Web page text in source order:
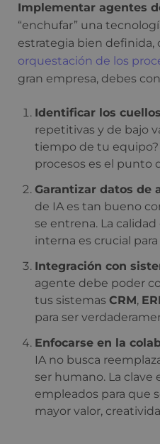
Implementar agentes
“enchufar” una
estrategia bien definida,
orquestación de los
gran empresa, debes
Identificar los
repetitivas y de bajo
tiempo de tu
procesos es el punto
Garantizar datos de
de IA es tan bueno
se entrena. La
interna es crucial
Integración con
agente debe poder
tus sistemas CRM,
para ser
Enfocarse en la
IA no busca
ser humano. La clave
empleados para que
mayor valor,